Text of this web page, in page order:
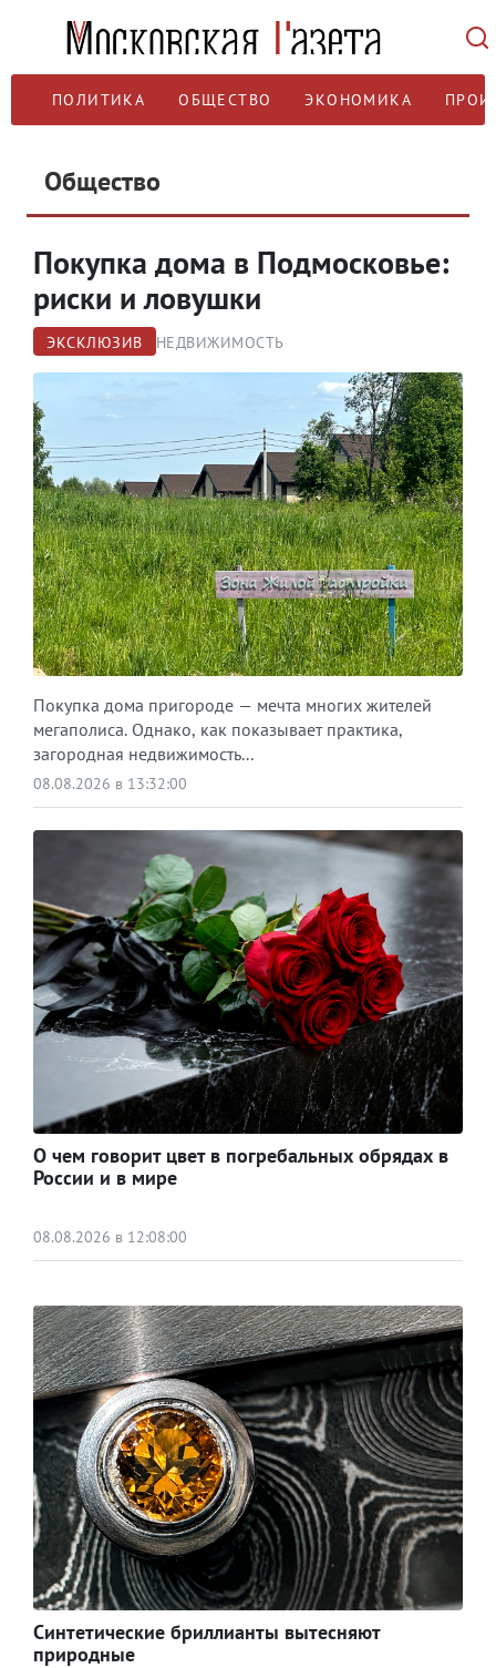
ПОЛИТИКА ОБЩЕСТВО ЭКОНОМИКА
Общество
Покупка дома в Подмосковье:
риски и ловушки
ЭКСКЛЮЗИВ НЕДВИЖИМОСТЬ
Покупка дома пригороде — мечта многих жителей
мегаполиса. Однако, как показывает практика,
загородная недвижимость...
08.08.2026 в 13:32:00
О чем говорит цвет в погребальных обрядах в
России и в мире
08.08.2026 в 12:08:00
Синтетические бриллианты вытесняют
природные